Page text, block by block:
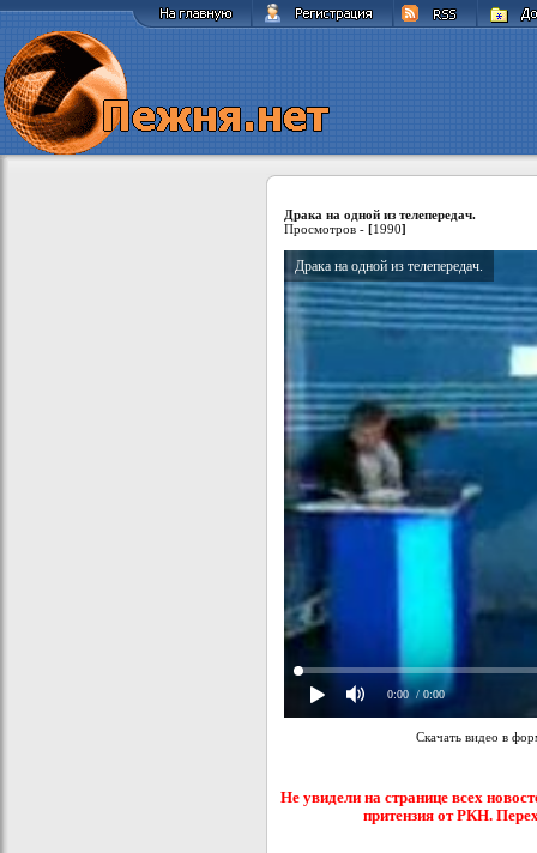
Драка на одной из телепередач.
Просмотров - [1990]
Драка на одной из телепередач.
0:00 / 0:00
Скачать видео в
Не увидели на странице всех
притензия от РКН.